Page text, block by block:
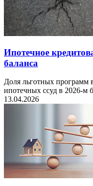
Ипотечное
баланса
Доля льготных программ
ипотечных ссуд в 2026-м
13.04.2026